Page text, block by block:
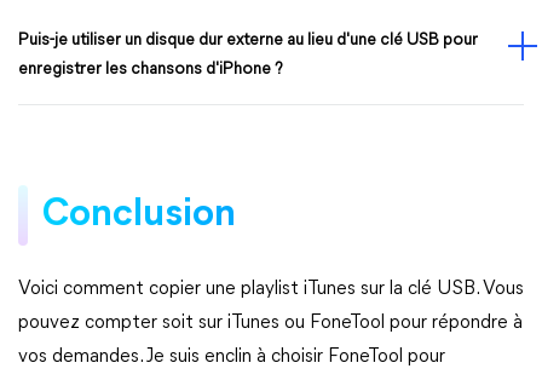
Puis-je utiliser un disque dur externe au lieu d'une clé USB pour
enregistrer les chansons d'iPhone ?
Conclusion
Voici comment copier une playlist iTunes sur la clé USB. Vous
pouvez compter soit sur iTunes ou FoneTool pour répondre à
vos demandes. Je suis enclin à choisir FoneTool pour